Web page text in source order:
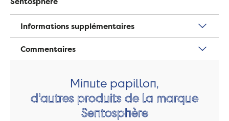
Informations supplémentaires
Commentaires
Minute papillon,
d'autres produits de la marque
Sentosphère